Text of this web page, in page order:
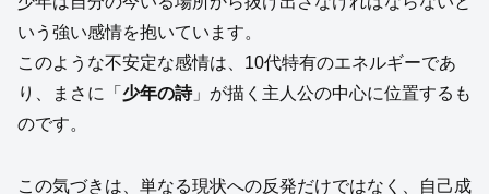
いう強い感情を抱いています。
このような不安定な感情は、10代特有のエネルギーであ
り、まさに「 少年の詩」が描く主人公の中心に位置するも
のです。
この気づきは、単なる現状への反発だけではなく、自己成